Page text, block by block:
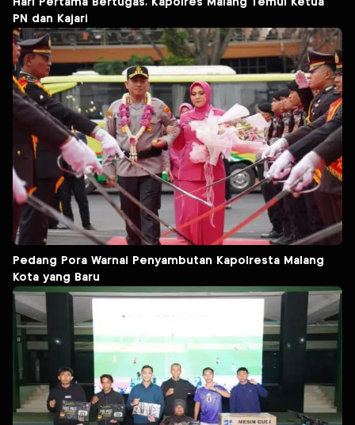
PN dan Kajari
Pedang Pora Warnai Penyambutan Kapolresta Malang
Kota yang Baru